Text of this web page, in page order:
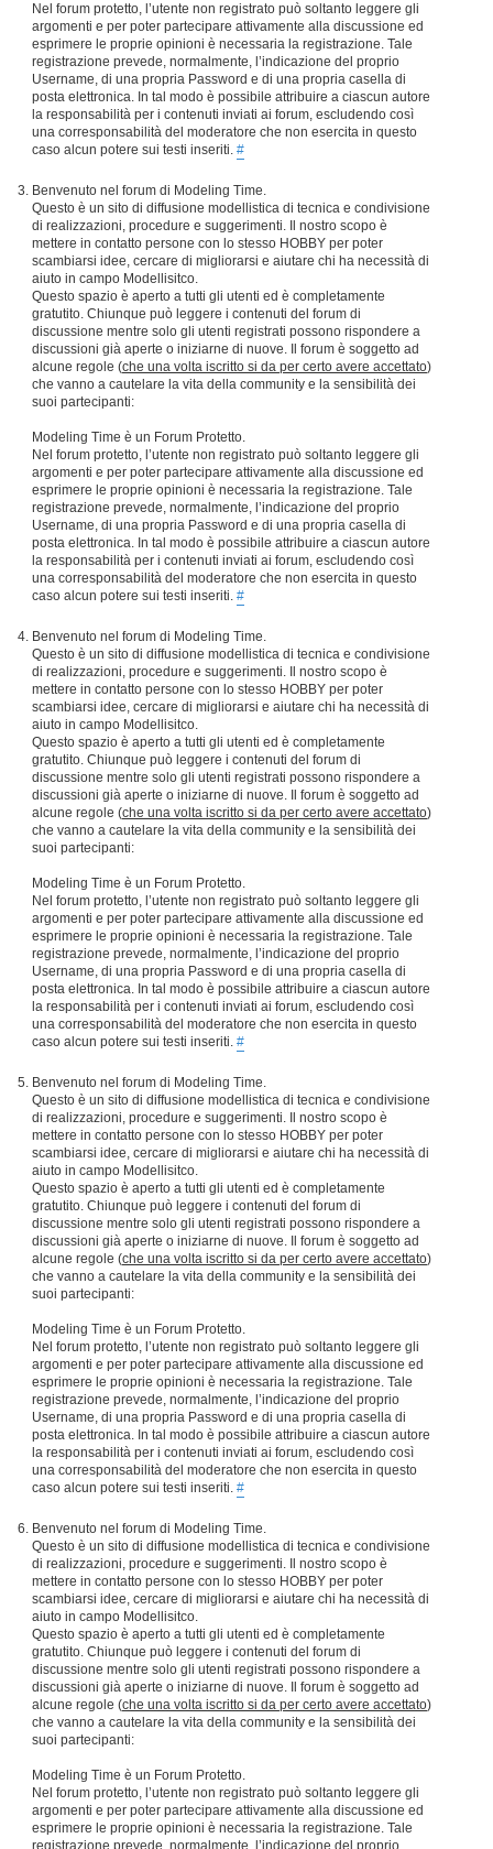
Nel forum protetto, l’utente non registrato può soltanto leggere gli
argomenti e per poter partecipare attivamente alla discussione ed
esprimere le proprie opinioni è necessaria la registrazione. Tale
registrazione prevede, normalmente, l’indicazione del proprio
Username, di una propria Password e di una propria casella di
posta elettronica. In tal modo è possibile attribuire a ciascun autore
la responsabilità per i contenuti inviati ai forum, escludendo così
una corresponsabilità del moderatore che non esercita in questo
caso alcun potere sui testi inseriti. #
Benvenuto nel forum di Modeling Time.
Questo è un sito di diffusione modellistica di tecnica e condivisione
di realizzazioni, procedure e suggerimenti. Il nostro scopo è
mettere in contatto persone con lo stesso HOBBY per poter
scambiarsi idee, cercare di migliorarsi e aiutare chi ha necessità di
aiuto in campo Modellisitco.
Questo spazio è aperto a tutti gli utenti ed è completamente
gratutito. Chiunque può leggere i contenuti del forum di
discussione mentre solo gli utenti registrati possono rispondere a
discussioni già aperte o iniziarne di nuove. Il forum è soggetto ad
alcune regole (che una volta iscritto si da per certo avere accettato)
che vanno a cautelare la vita della community e la sensibilità dei
suoi partecipanti:
Modeling Time è un Forum Protetto.
Nel forum protetto, l’utente non registrato può soltanto leggere gli
argomenti e per poter partecipare attivamente alla discussione ed
esprimere le proprie opinioni è necessaria la registrazione. Tale
registrazione prevede, normalmente, l’indicazione del proprio
Username, di una propria Password e di una propria casella di
posta elettronica. In tal modo è possibile attribuire a ciascun autore
la responsabilità per i contenuti inviati ai forum, escludendo così
una corresponsabilità del moderatore che non esercita in questo
caso alcun potere sui testi inseriti. #
Benvenuto nel forum di Modeling Time.
Questo è un sito di diffusione modellistica di tecnica e condivisione
di realizzazioni, procedure e suggerimenti. Il nostro scopo è
mettere in contatto persone con lo stesso HOBBY per poter
scambiarsi idee, cercare di migliorarsi e aiutare chi ha necessità di
aiuto in campo Modellisitco.
Questo spazio è aperto a tutti gli utenti ed è completamente
gratutito. Chiunque può leggere i contenuti del forum di
discussione mentre solo gli utenti registrati possono rispondere a
discussioni già aperte o iniziarne di nuove. Il forum è soggetto ad
alcune regole (che una volta iscritto si da per certo avere accettato)
che vanno a cautelare la vita della community e la sensibilità dei
suoi partecipanti:
Modeling Time è un Forum Protetto.
Nel forum protetto, l’utente non registrato può soltanto leggere gli
argomenti e per poter partecipare attivamente alla discussione ed
esprimere le proprie opinioni è necessaria la registrazione. Tale
registrazione prevede, normalmente, l’indicazione del proprio
Username, di una propria Password e di una propria casella di
posta elettronica. In tal modo è possibile attribuire a ciascun autore
la responsabilità per i contenuti inviati ai forum, escludendo così
una corresponsabilità del moderatore che non esercita in questo
caso alcun potere sui testi inseriti. #
Benvenuto nel forum di Modeling Time.
Questo è un sito di diffusione modellistica di tecnica e condivisione
di realizzazioni, procedure e suggerimenti. Il nostro scopo è
mettere in contatto persone con lo stesso HOBBY per poter
scambiarsi idee, cercare di migliorarsi e aiutare chi ha necessità di
aiuto in campo Modellisitco.
Questo spazio è aperto a tutti gli utenti ed è completamente
gratutito. Chiunque può leggere i contenuti del forum di
discussione mentre solo gli utenti registrati possono rispondere a
discussioni già aperte o iniziarne di nuove. Il forum è soggetto ad
alcune regole (che una volta iscritto si da per certo avere accettato)
che vanno a cautelare la vita della community e la sensibilità dei
suoi partecipanti:
Modeling Time è un Forum Protetto.
Nel forum protetto, l’utente non registrato può soltanto leggere gli
argomenti e per poter partecipare attivamente alla discussione ed
esprimere le proprie opinioni è necessaria la registrazione. Tale
registrazione prevede, normalmente, l’indicazione del proprio
Username, di una propria Password e di una propria casella di
posta elettronica. In tal modo è possibile attribuire a ciascun autore
la responsabilità per i contenuti inviati ai forum, escludendo così
una corresponsabilità del moderatore che non esercita in questo
caso alcun potere sui testi inseriti. #
Benvenuto nel forum di Modeling Time.
Questo è un sito di diffusione modellistica di tecnica e condivisione
di realizzazioni, procedure e suggerimenti. Il nostro scopo è
mettere in contatto persone con lo stesso HOBBY per poter
scambiarsi idee, cercare di migliorarsi e aiutare chi ha necessità di
aiuto in campo Modellisitco.
Questo spazio è aperto a tutti gli utenti ed è completamente
gratutito. Chiunque può leggere i contenuti del forum di
discussione mentre solo gli utenti registrati possono rispondere a
discussioni già aperte o iniziarne di nuove. Il forum è soggetto ad
alcune regole (che una volta iscritto si da per certo avere accettato)
che vanno a cautelare la vita della community e la sensibilità dei
suoi partecipanti:
Modeling Time è un Forum Protetto.
Nel forum protetto, l’utente non registrato può soltanto leggere gli
argomenti e per poter partecipare attivamente alla discussione ed
esprimere le proprie opinioni è necessaria la registrazione. Tale
registrazione prevede, normalmente, l’indicazione del proprio